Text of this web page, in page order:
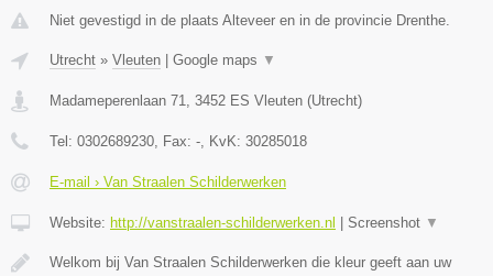
Niet gevestigd in de plaats Alteveer en in de provincie Drenthe.
Utrecht » Vleuten Google maps ▼
Madameperenlaan 71 3452 ES Vleuten (Utrecht)
Tel: 0302689230 , Fax: - , KvK: 30285018
E-mail › Van Straalen Schilderwerken
Website: http://vanstraalen-schilderwerken.nl Screenshot ▼
Welkom bij Van Straalen Schilderwerken die kleur geeft aan uw